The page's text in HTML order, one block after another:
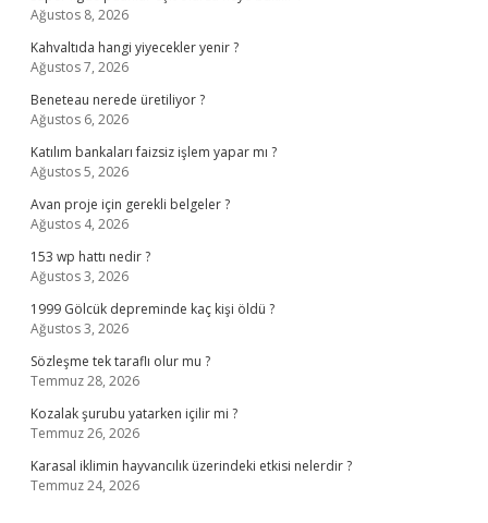
Ağustos 8, 2026
Kahvaltıda hangi yiyecekler yenir ?
Ağustos 7, 2026
Beneteau nerede üretiliyor ?
Ağustos 6, 2026
Katılım bankaları faizsiz işlem yapar mı ?
Ağustos 5, 2026
Avan proje için gerekli belgeler ?
Ağustos 4, 2026
153 wp hattı nedir ?
Ağustos 3, 2026
1999 Gölcük depreminde kaç kişi öldü ?
Ağustos 3, 2026
Sözleşme tek taraflı olur mu ?
Temmuz 28, 2026
Kozalak şurubu yatarken içilir mi ?
Temmuz 26, 2026
Karasal iklimin hayvancılık üzerindeki etkisi nelerdir ?
Temmuz 24, 2026